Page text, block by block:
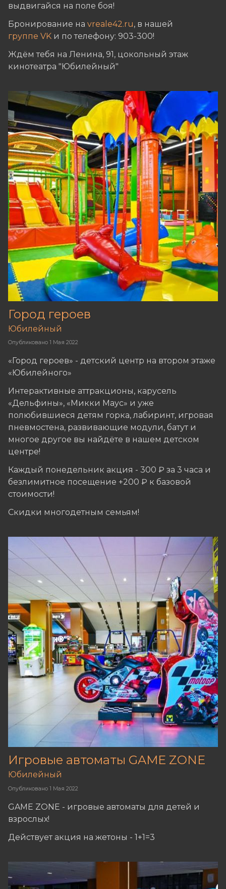
выдвигайся на поле боя!
Бронирование на vreale42.ru, в нашей
группе VK и по телефону: 903-300!
Ждём тебя на Ленина, 91, цокольный этаж
кинотеатра "Юбилейный"
Город героев
Опубликовано 1 Мая 2022
Юбилейный
«Город героев» - детский центр на втором этаже
«Юбилейного»
Интерактивные аттракционы, карусель
«Дельфины», «Микки Маус» и уже
полюбившиеся детям горка, лабиринт, игровая
пневмостена, развивающие модули, батут и
многое другое вы найдёте в нашем детском
центре!
Каждый понедельник акция - 300 ₽ за 3 часа и
безлимитное посещение +200 ₽ к базовой
стоимости!
Скидки многодетным семьям!
Игровые автоматы GAME ZONE
Опубликовано 1 Мая 2022
Юбилейный
GAME ZONE - игровые автоматы для детей и
взрослых!
Действует акция на жетоны - 1+1=3